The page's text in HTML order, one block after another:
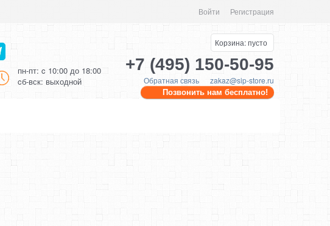
Войти Регистрация
пн-пт: c 10:00 до 18:00
cб-вск: выходной
Корзина:пусто
+7 (495) 150-50-95
Обратная связь zakaz@sip-store.ru
Позвонить нам бесплатно!